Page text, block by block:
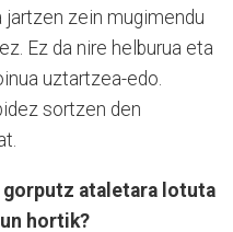
jartzen zein mugimendu
Ez da nire helburua eta
uztartzea-edo.
sortzen den
ataletara lotuta
hortik?